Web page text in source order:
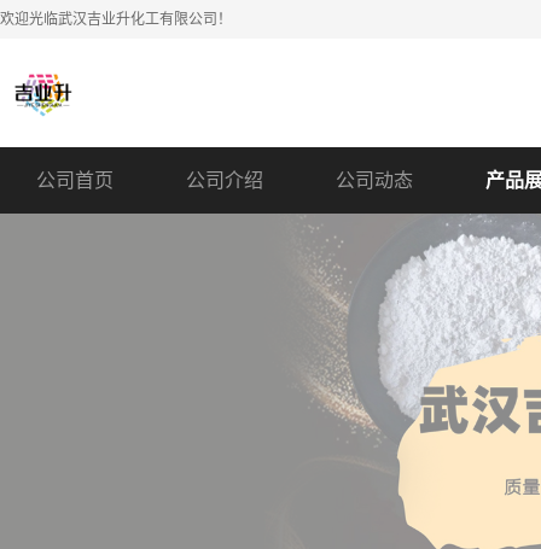
欢迎光临武汉吉业升化工有限公司！
公司首页 公司介绍 公司动态 产品